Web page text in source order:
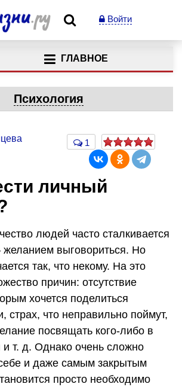
Войти
ГЛАВНОЕ
Психология
1
личный
людей часто сталкивается
выговориться. Но
так, что некому. На это
причин: отсутствие
хочется поделиться
страх, что неправильно поймут,
посвящать кого-либо в
и т. д. Однако очень сложно
и даже самым закрытым
просто необходимо